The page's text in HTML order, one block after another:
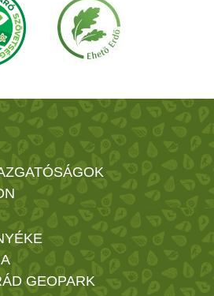
GEOPARK